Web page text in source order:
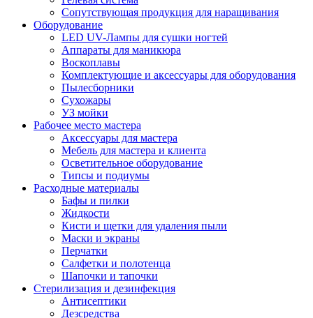
Сопутствующая продукция для наращивания
Оборудование
LED UV-Лампы для сушки ногтей
Аппараты для маникюра
Воскоплавы
Комплектующие и аксессуары для оборудования
Пылесборники
Сухожары
УЗ мойки
Рабочее место мастера
Аксессуары для мастера
Мебель для мастера и клиента
Осветительное оборудование
Типсы и подиумы
Расходные материалы
Бафы и пилки
Жидкости
Кисти и щетки для удаления пыли
Маски и экраны
Перчатки
Салфетки и полотенца
Шапочки и тапочки
Стерилизация и дезинфекция
Антисептики
Дезсредства